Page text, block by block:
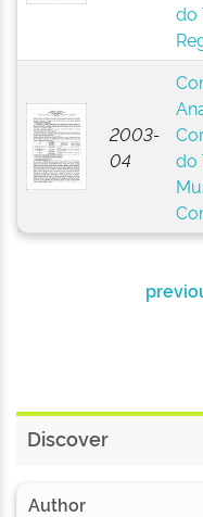
do
2003-
04
do
Discover
Author